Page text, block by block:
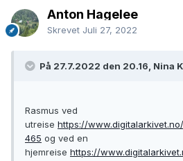
Anton Hagelee
Skrevet Juli 27, 2022
På 27.7.2022 den 20.16, Nina
Rasmus ved
utreise https://
465 og ved en
hjemreise https://